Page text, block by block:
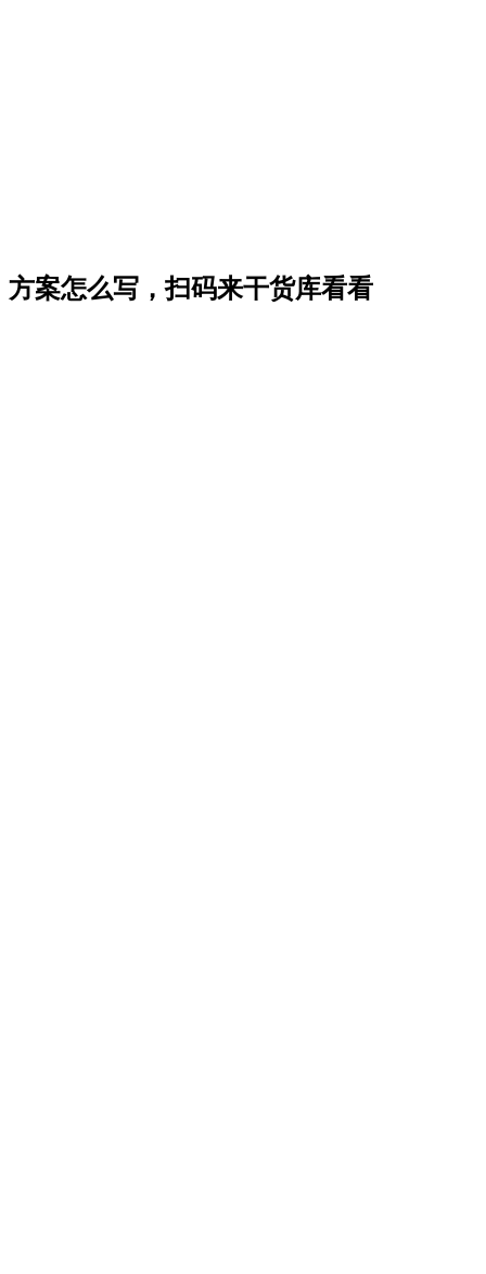
方案怎么写，扫码来干货库看看